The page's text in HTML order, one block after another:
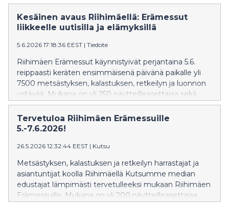
Kesäinen avaus Riihimäellä: Erämessut
liikkeelle uutisilla ja elämyksillä
5.6.2026 17:18:36 EEST | Tiedote
Riihimäen Erämessut käynnistyivät perjantaina 5.6.
reippaasti keräten ensimmäisenä päivänä paikalle yli
7500 metsästyksen, kalastuksen, retkeilyn ja luonnon
ystävää. Mukana on yli 250 näytteilleasettajaa sekä
runsaasti ohjelmaa ja mahdollisuuksia kokeilla.
Tunnelma messualueella oli alusta asti innostunut, kun
joka toinen vuosi järjestettävä tapahtuma kokosi
Tervetuloa Riihimäen Erämessuille
5.-7.6.2026!
26.5.2026 12:32:44 EEST | Kutsu
Metsästyksen, kalastuksen ja retkeilyn harrastajat ja
asiantuntijat koolla Riihimäellä Kutsumme median
edustajat lämpimästi tervetulleeksi mukaan Riihimäen
Erämessuille. Mukana on yli 200 näytteilleasettajaa